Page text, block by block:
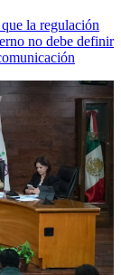
la regulación
no debe definir